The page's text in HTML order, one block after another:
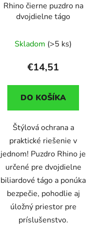
Rhino čierne puzdro na
dvojdielne tágo
Skladom (>5 ks)
€14,51
DO KOŠÍKA
Štýlová ochrana a
praktické riešenie v
jednom! Puzdro Rhino je
určené pre dvojdielne
biliardové tágo a ponúka
bezpečie, pohodlie aj
úložný priestor pre
príslušenstvo.